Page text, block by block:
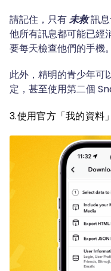
請記住，只有未救訊息
他所有訊息都可能已經
要每天檢查他們的手機。
此外，精明的青少年可
定，甚至使用第二個
3.使用官方「我的資